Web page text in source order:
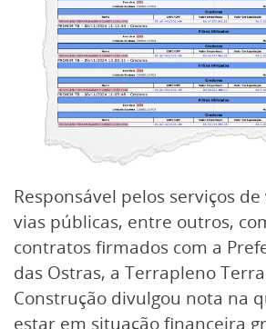
Responsável pelos serviços
vias públicas, entre outros,
contratos firmados com a
das Ostras, a Terrapleno
Construção divulgou nota na
estar em situação financeira